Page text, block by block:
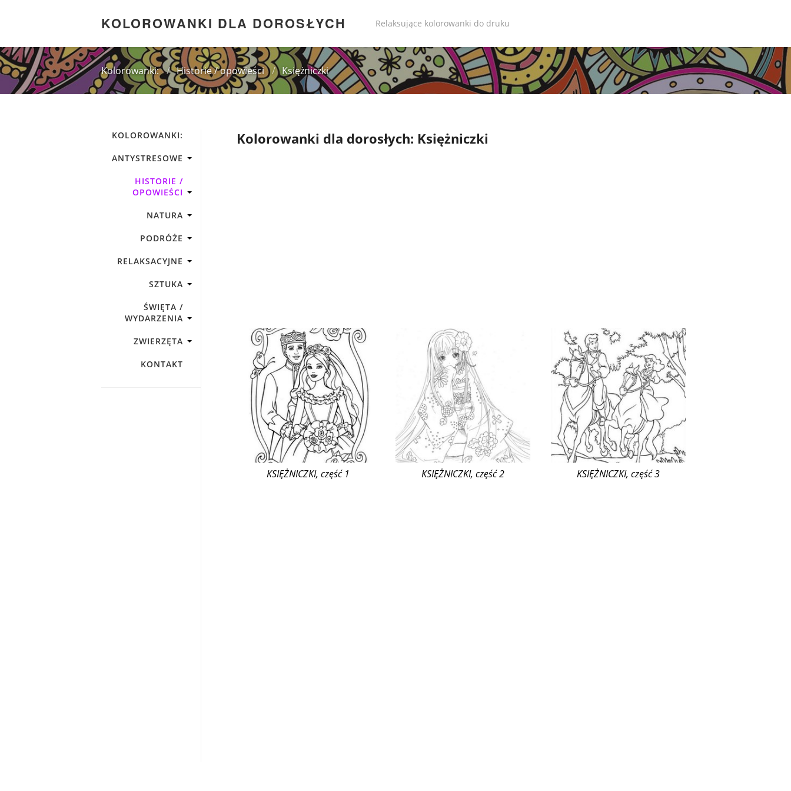
KOLOROWANKI DLA DOROSŁYCH Relaksujące kolorowanki do druku
Kolorowanki: / Historie / opowieści / Księżniczki
KOLOROWANKI:
ANTYSTRESOWE
HISTORIE /
OPOWIEŚCI
NATURA
PODRÓŻE
RELAKSACYJNE
SZTUKA
ŚWIĘTA /
WYDARZENIA
ZWIERZĘTA
KONTAKT
Kolorowanki dla dorosłych: Księżniczki
KSIĘŻNICZKI, część 1 KSIĘŻNICZKI, część 2 KSIĘŻNICZKI, część 3